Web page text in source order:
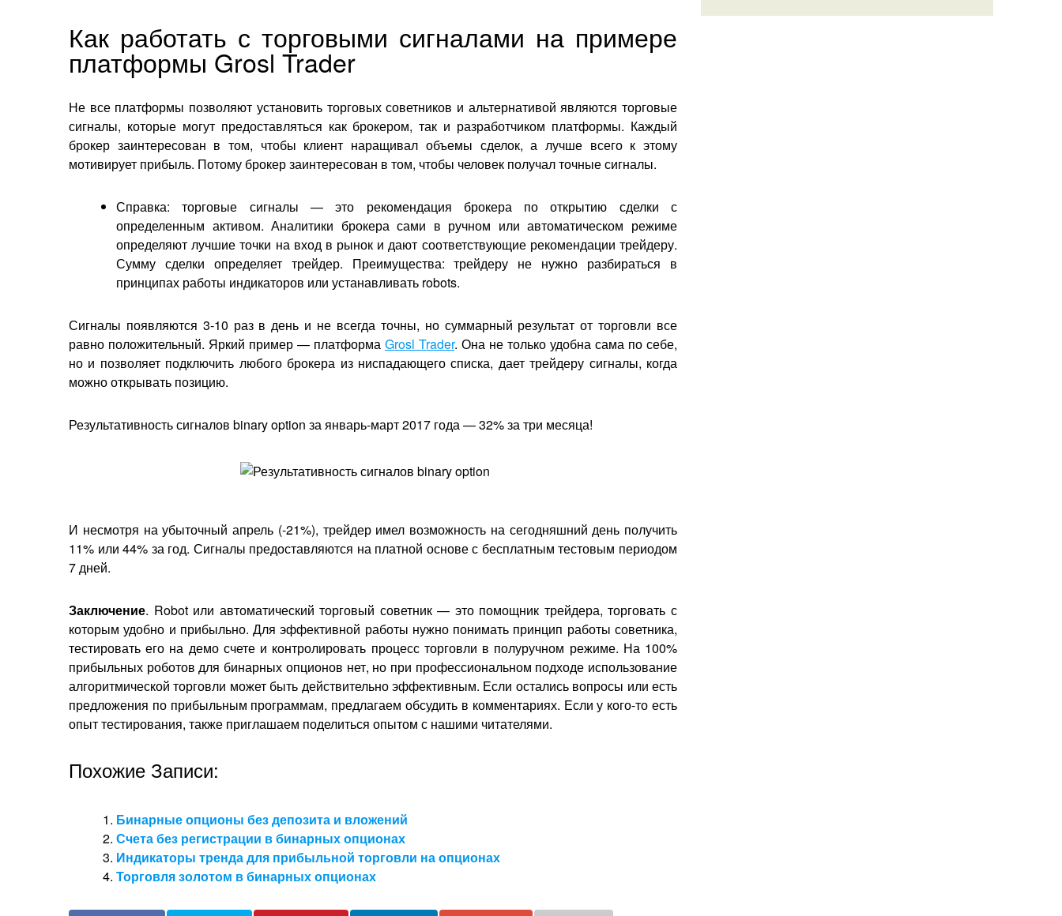
Как работать с торговыми сигналами на примере
платформы Grosl Trader
Не все платформы позволяют установить торговых советников и альтернативой являются торговые
сигналы, которые могут предоставляться как брокером, так и разработчиком платформы. Каждый
брокер заинтересован в том, чтобы клиент наращивал объемы сделок, а лучше всего к этому
мотивирует прибыль. Потому брокер заинтересован в том, чтобы человек получал точные сигналы.
Справка: торговые сигналы — это рекомендация брокера по открытию сделки с
определенным активом. Аналитики брокера сами в ручном или автоматическом режиме
определяют лучшие точки на вход в рынок и дают соответствующие рекомендации трейдеру.
Сумму сделки определяет трейдер. Преимущества: трейдеру не нужно разбираться в
принципах работы индикаторов или устанавливать robots.
Сигналы появляются 3-10 раз в день и не всегда точны, но суммарный результат от торговли все
равно положительный. Яркий пример — платформа Grosl Trader. Она не только удобна сама по себе,
но и позволяет подключить любого брокера из ниспадающего списка, дает трейдеру сигналы, когда
можно открывать позицию.
Результативность сигналов binary option за январь-март 2017 года — 32% за три месяца!
И несмотря на убыточный апрель (-21%), трейдер имел возможность на сегодняшний день получить
11% или 44% за год. Сигналы предоставляются на платной основе с бесплатным тестовым периодом
7 дней.
Заключение. Robot или автоматический торговый советник — это помощник трейдера, торговать с
которым удобно и прибыльно. Для эффективной работы нужно понимать принцип работы советника,
тестировать его на демо счете и контролировать процесс торговли в полуручном режиме. На 100%
прибыльных роботов для бинарных опционов нет, но при профессиональном подходе использование
алгоритмической торговли может быть действительно эффективным. Если остались вопросы или есть
предложения по прибыльным программам, предлагаем обсудить в комментариях. Если у кого-то есть
опыт тестирования, также приглашаем поделиться опытом с нашими читателями.
Похожие Записи:
Бинарные опционы без депозита и вложений
Счета без регистрации в бинарных опционах
Индикаторы тренда для прибыльной торговли на опционах
Торговля золотом в бинарных опционах